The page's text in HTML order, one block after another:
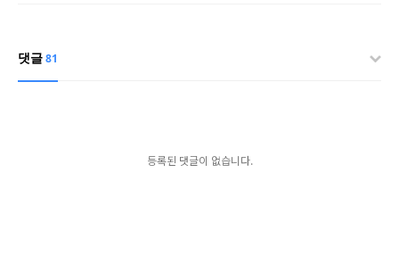
댓글81
등록된 댓글이 없습니다.